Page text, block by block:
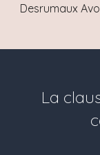
Desrumaux
La